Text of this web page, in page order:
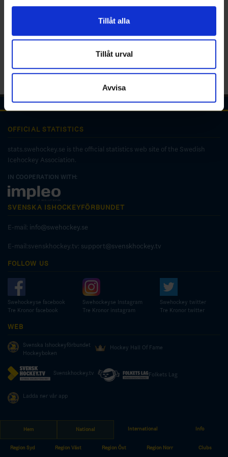
för sociala medier och analysera vår trafik. Vi
vidarebefordrar även sådana identifierare och annan
annons- och analysföretag som vi samarbetar med.
Dessa kan i sin tur kombinera informationen med annan
information som du har tillhandahållit eller som de har
samlat in när du har använt deras tjänster.
Tillåt alla
Tillåt urval
Avvisa
Hem National International Info
Region Syd Region Väst Region Öst Region Norr Clubs
OFFICIAL STATISTICS
stats.swehockey.se is the official statistics web site of the Swedish
Icehockey Association.
IN COOPERATION WITH:
SVENSKA ISHOCKEYFÖRBUNDET
E-mail: info@swehockey.se
E-mail:svenskhockey.tv: support@svenskhockey.tv
FOLLOW US
Swehockeyse facebook
Tre Kronor facebook
Swehockeyse Instagram
Tre Kronor instagram
Swehockey twitter
Tre Kronor twitter
WEB
Svenska Ishockeyförbundet
Hockeyboken
Hockey Hall Of Fame
Svenskhockey.tv Folkets Lag
Ladda ner vår app